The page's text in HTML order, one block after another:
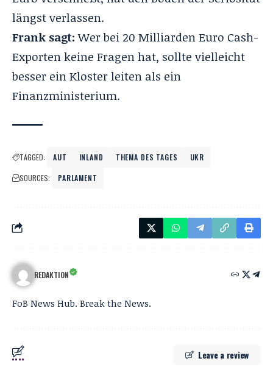
längst verlassen.
Frank sagt:Wer bei 20 Milliarden Euro Cash-
Exporten keine Fragen hat, sollte vielleicht
besser ein Kloster leiten als ein
Finanzministerium.
TAGGED: AUT INLAND THEMA DES TAGES
UKR
SOURCES:
PARLAMENT
REDAKTION
FoB News Hub. Break the News.
Leave a review